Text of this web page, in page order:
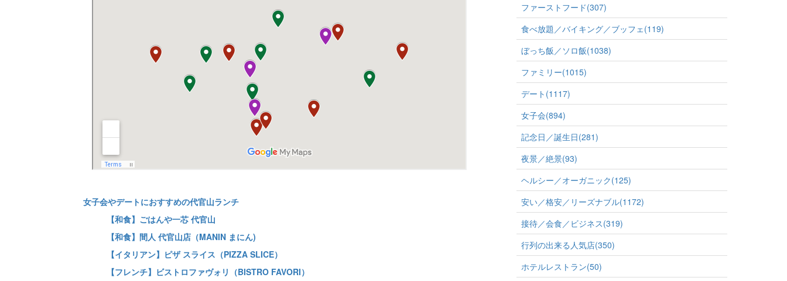
女子会やデートにおすすめの代官山ランチ
【和食】ごはんや一芯 代官山
【和食】間人 代官山店（MANIN まにん)
【イタリアン】ピザ スライス（PIZZA SLICE）
【フレンチ】ビストロファヴォリ（BISTRO FAVORI）
ファーストフード(307)
食べ放題／バイキング／ブッフェ(119)
ぼっち飯／ソロ飯(1038)
ファミリー(1015)
デート(1117)
女子会(894)
記念日／誕生日(281)
夜景／絶景(93)
ヘルシー／オーガニック(125)
安い／格安／リーズナブル(1172)
接待／会食／ビジネス(319)
行列の出来る人気店(350)
ホテルレストラン(50)